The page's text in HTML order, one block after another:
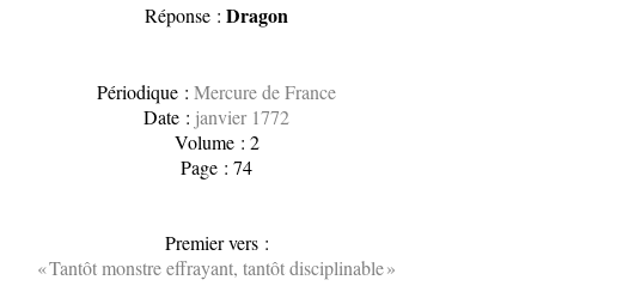
Réponse :Dragon
Périodique :Mercure de France
Date : janvier 1772
Volume : 2
Page : 74
Premier vers :
« Tantôt monstre effrayant, tantôt disciplinable »